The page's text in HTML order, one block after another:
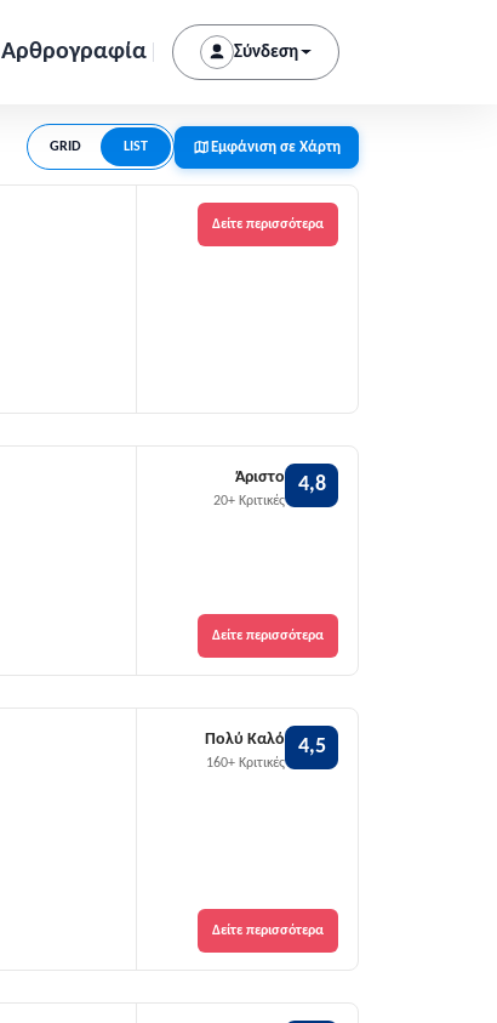
Αρθρογραφία Σύνδεση
GRID LIST Εμφάνιση σε Χάρτη
Δείτε περισσότερα
Άριστο
20+ Κριτικές
4,8
Δείτε περισσότερα
Πολύ Καλό
160+ Κριτικές
4,5
Δείτε περισσότερα